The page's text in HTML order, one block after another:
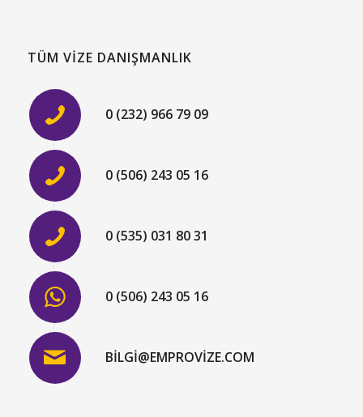
TÜM VIZE DANIŞMANLIK
0 (232) 966 79 09
0 (506) 243 05 16
0 (535) 031 80 31
0 (506) 243 05 16
BILGI@EMPROVIZE.COM